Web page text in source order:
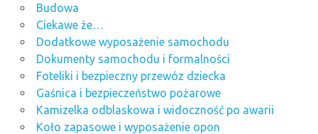
Budowa
Ciekawe że…
Dodatkowe wyposażenie samochodu
Dokumenty samochodu i formalności
Foteliki i bezpieczny przewóz dziecka
Gaśnica i bezpieczeństwo pożarowe
Kamizelka odblaskowa i widoczność po awarii
Koło zapasowe i wyposażenie opon